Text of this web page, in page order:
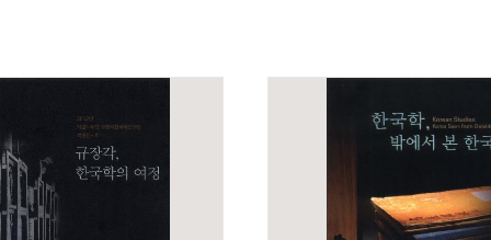
설명
동시에 포함된 자료를 검